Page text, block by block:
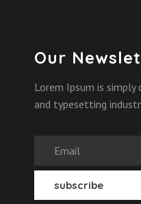
Our
Lorem Ipsum is
and typesetting